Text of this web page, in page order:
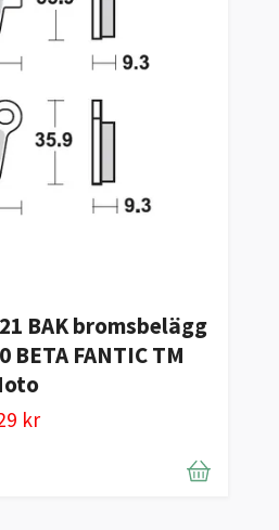
BAK bromsbelägg
BETA FANTIC TM
kr